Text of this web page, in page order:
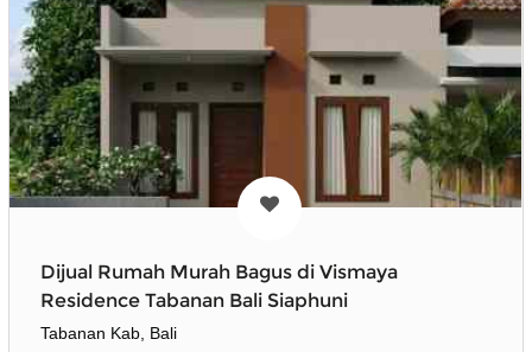
Dijual Rumah Murah Bagus di Vismaya
Residence Tabanan Bali Siaphuni
Tabanan Kab, Bali